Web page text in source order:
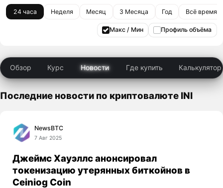
24 часа Неделя Месяц 3 Месяца Год Всё время
Макс / Мин Профиль объёма
Обзор Курс Новости Где купить Калькулятор
Последние новости по криптовалюте INI
NewsBTC
7 Авг 2025
Джеймс Хауэллс анонсировал
токенизацию утерянных биткойнов в
Ceiniog Coin